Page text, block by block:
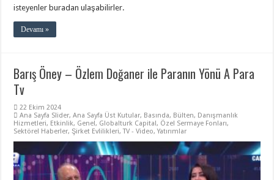
isteyenler buradan ulaşabilirler.
Devamı »
Barış Öney – Özlem Doğaner ile Paranın Yönü A Para
Tv
22 Ekim 2024
Ana Sayfa Slider,Ana Sayfa Üst Kutular, Basında, Bülten, Danışmanlık
Hizmetleri, Etkinlik, Genel, Globalturk Capital, Özel Sermaye Fonları,
Sektörel Haberler,Şirket Evlilikleri,TV - Video,Yatırımlar